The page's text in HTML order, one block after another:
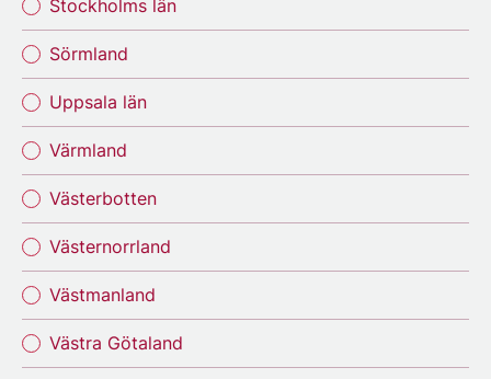
Stockholms län
Sörmland
Uppsala län
Värmland
Västerbotten
Västernorrland
Västmanland
Västra Götaland